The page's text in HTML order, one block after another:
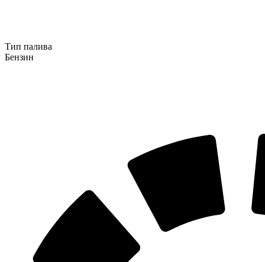
Тип палива
Бензин